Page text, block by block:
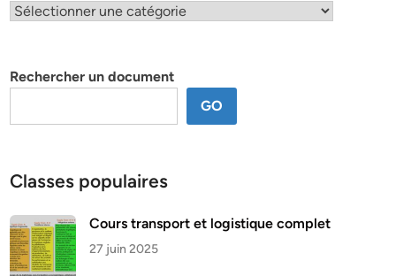
Classification
Rechercher un document
GO
Classes populaires
Cours transport et logistique complet
27 juin 2025